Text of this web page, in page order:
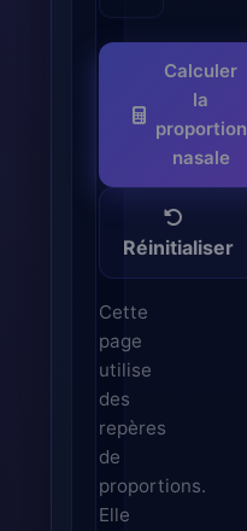
Calculer
la
proportion
nasale
Réinitialiser
Cette
page
utilise
des
repères
de
proportions.
Elle